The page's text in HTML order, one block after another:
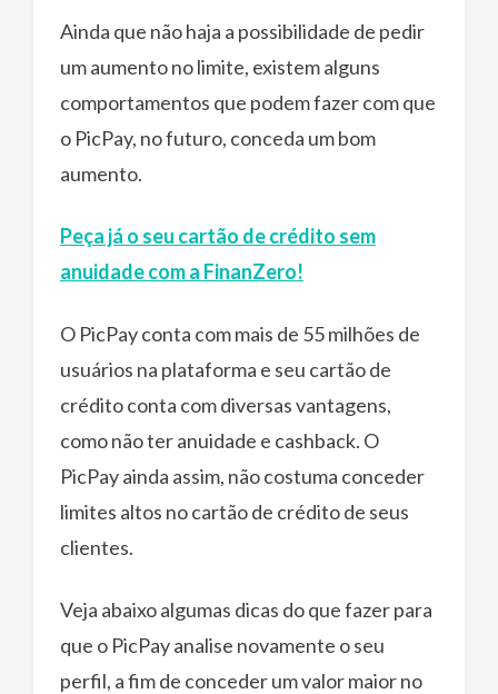
Ainda que não haja a possibilidade de pedir
um aumento no limite, existem alguns
comportamentos que podem fazer com que
o PicPay, no futuro, conceda um bom
aumento.
Peça já o seu cartão de crédito sem
anuidade com a FinanZero!
O PicPay conta com mais de 55 milhões de
usuários na plataforma e seu cartão de
crédito conta com diversas vantagens,
como não ter anuidade e cashback. O
PicPay ainda assim, não costuma conceder
limites altos no cartão de crédito de seus
clientes.
Veja abaixo algumas dicas do que fazer para
que o PicPay analise novamente o seu
perfil, a fim de conceder um valor maior no